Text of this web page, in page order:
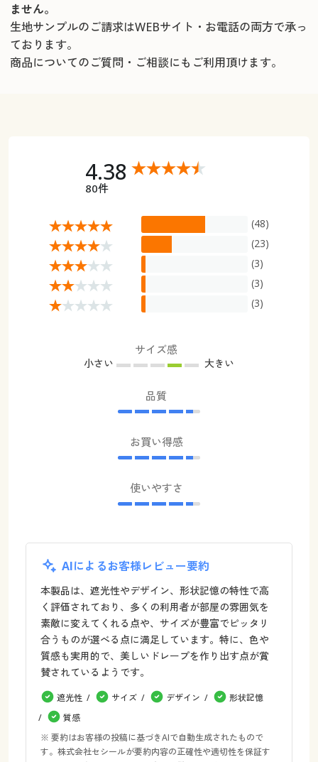
ません。
生地サンプルのご請求はWEBサイト・お電話の両方で承っ
ております。
商品についてのご質問・ご相談にもご利用頂けます。
4.38
80件
(48)
(23)
(3)
(3)
(3)
サイズ感
小さい 大きい
品質
お買い得感
使いやすさ
AIによるお客様レビュー要約
本製品は、遮光性やデザイン、形状記憶の特性で高
く評価されており、多くの利用者が部屋の雰囲気を
素敵に変えてくれる点や、サイズが豊富でピッタリ
合うものが選べる点に満足しています。特に、色や
質感も実用的で、美しいドレープを作り出す点が賞
賛されているようです。
遮光性 サイズ デザイン
形状記憶
質感
※ 要約はお客様の投稿に基づきAIで自動生成されたもので
す。株式会社セシールが要約内容の正確性や適切性を保証す